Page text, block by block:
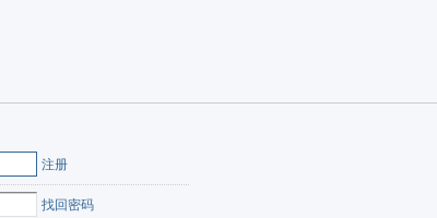
注册
找回密码